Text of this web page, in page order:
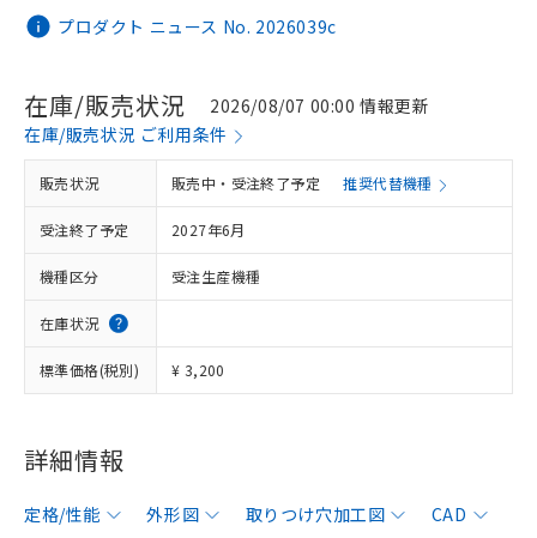
プロダクト ニュース No. 2026039c
在庫/販売状況
2026/08/07 00:00 情報更新
在庫/販売状況 ご利用条件
販売状況 販売中・受注終了予定 推奨代替機種
受注終了予定 2027年6月
機種区分 受注生産機種
在庫状況
標準価格(税別) ¥ 3,200
詳細情報
定格/性能 外形図 取りつけ穴加工図
CAD